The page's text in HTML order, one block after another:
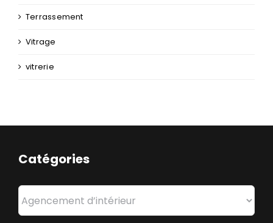
Terrassement
Vitrage
vitrerie
Catégories
Catégories